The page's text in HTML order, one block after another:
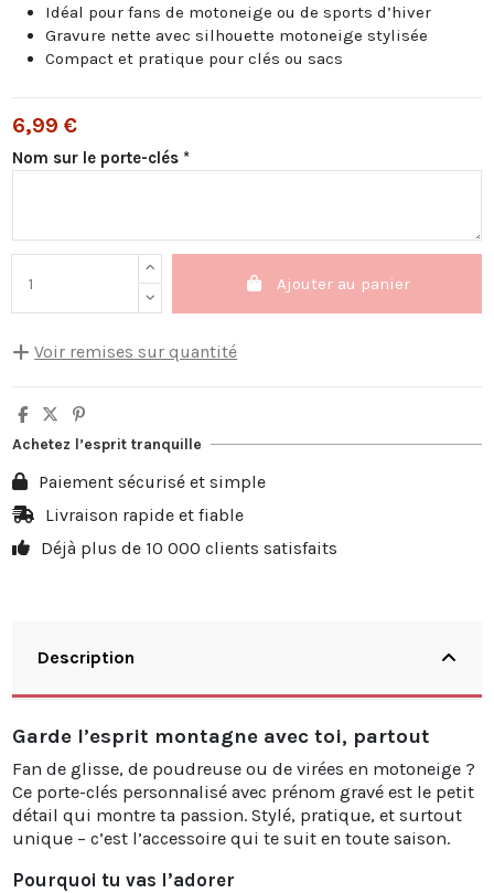
Idéal pour fans de motoneige ou de sports d’hiver
Gravure nette avec silhouette motoneige stylisée
Compact et pratique pour clés ou sacs
6,99 €
Nom sur le porte-clés *
Ajouter au panier
Voir remises sur quantité
Quantité Remise sur prix unitaire
Vous économisez
10
20%
20
25%
30
30% 62,91 €
Achetez l’esprit tranquille
Paiement sécurisé et simple
Livraison rapide et fiable
Déjà plus de 10 000 clients satisfaits
Description
Garde l’esprit montagne avec toi, partout
Fan de glisse, de poudreuse ou de virées en motoneige ?
Ce porte-clés personnalisé avec prénom gravé est le petit
détail qui montre ta passion. Stylé, pratique, et surtout
unique – c’est l’accessoire qui te suit en toute saison.
Pourquoi tu vas l’adorer